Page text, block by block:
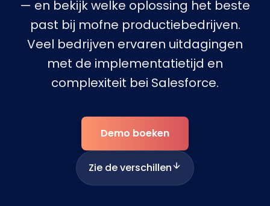
— en bekijk welke oplossing het beste
past bij mofne productiebedrijven.
Veel bedrijven ervaren uitdagingen
met de implementatietijd en
complexiteit bei Salesforce.
Demo boeken
Zie de verschillen